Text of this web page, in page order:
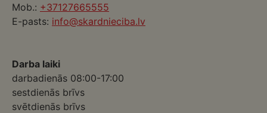
Mob.: +37127665555
E-pasts: info@skardnieciba.lv
Darba laiki
darbadienās 08:00-17:00
sestdienās brīvs
svētdienās brīvs